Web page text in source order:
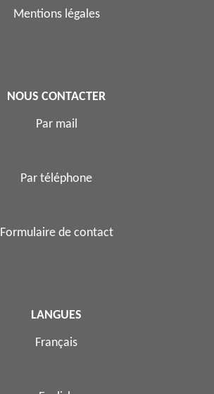
Mentions légales
NOUS CONTACTER
Par mail
Par téléphone
Formulaire de contact
LANGUES
Français